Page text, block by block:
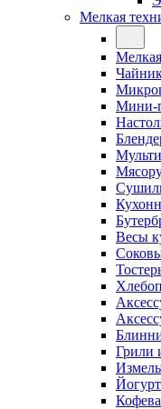
Мелкая
Мини-
Весы
Грили